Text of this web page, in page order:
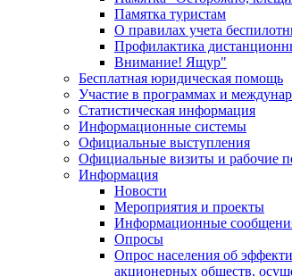
Памятка туристам
О правилах учета
Профилактика
Внимание! Ящур"
Бесплатная юридическая помощь
Участие в программах и
Статистическая информация
Информационные системы
Официальные выступления
Официальные визиты и рабочие
Информация
Новости
Мероприятия и проекты
Информационные
Опросы
Опрос населения об
акционерных обществ,